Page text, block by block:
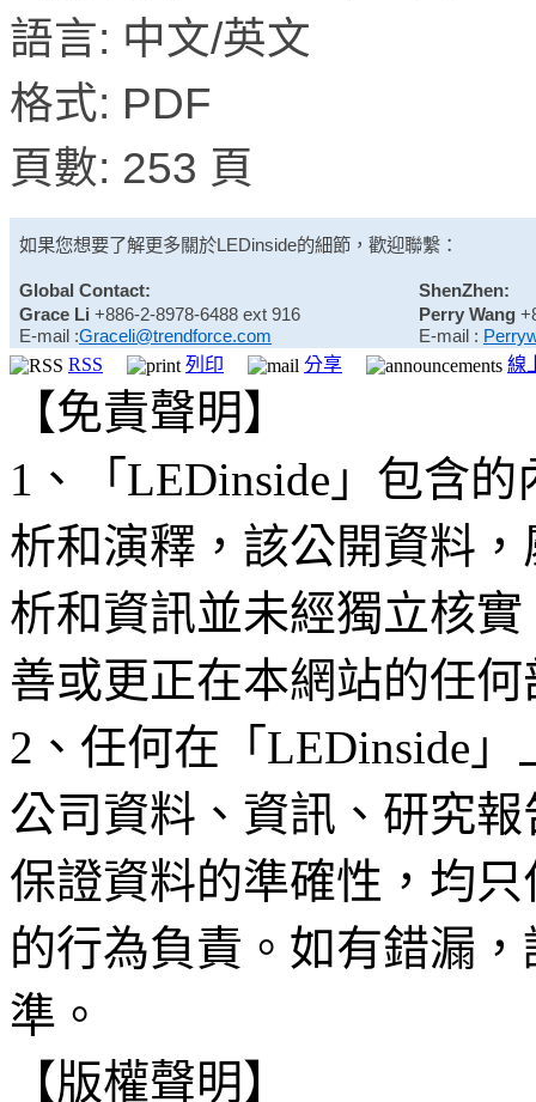
語言: 中文/英文
格式: PDF
頁數: 253 頁
如果您想要了解更多關於LEDinside的細節，歡迎聯繫：
Global Contact:
ShenZhen:
Grace Li +886-2-8978-6488 ext 916
E-mail :Graceli@trendforce.com
Perry Wang
E-mail :
RSS
列印 分享 線
【免責聲明】
1、「LEDinside」包含
析和演釋，該公開資料
析和資訊並未經獨立核
善或更正在本網站的任
2、任何在「LEDinside
公司資料、資訊、研究
保證資料的準確性，均
的行為負責。如有錯漏
準。
【版權聲明】